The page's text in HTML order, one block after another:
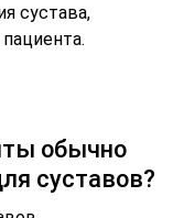
сустава,
обычно
суставов?